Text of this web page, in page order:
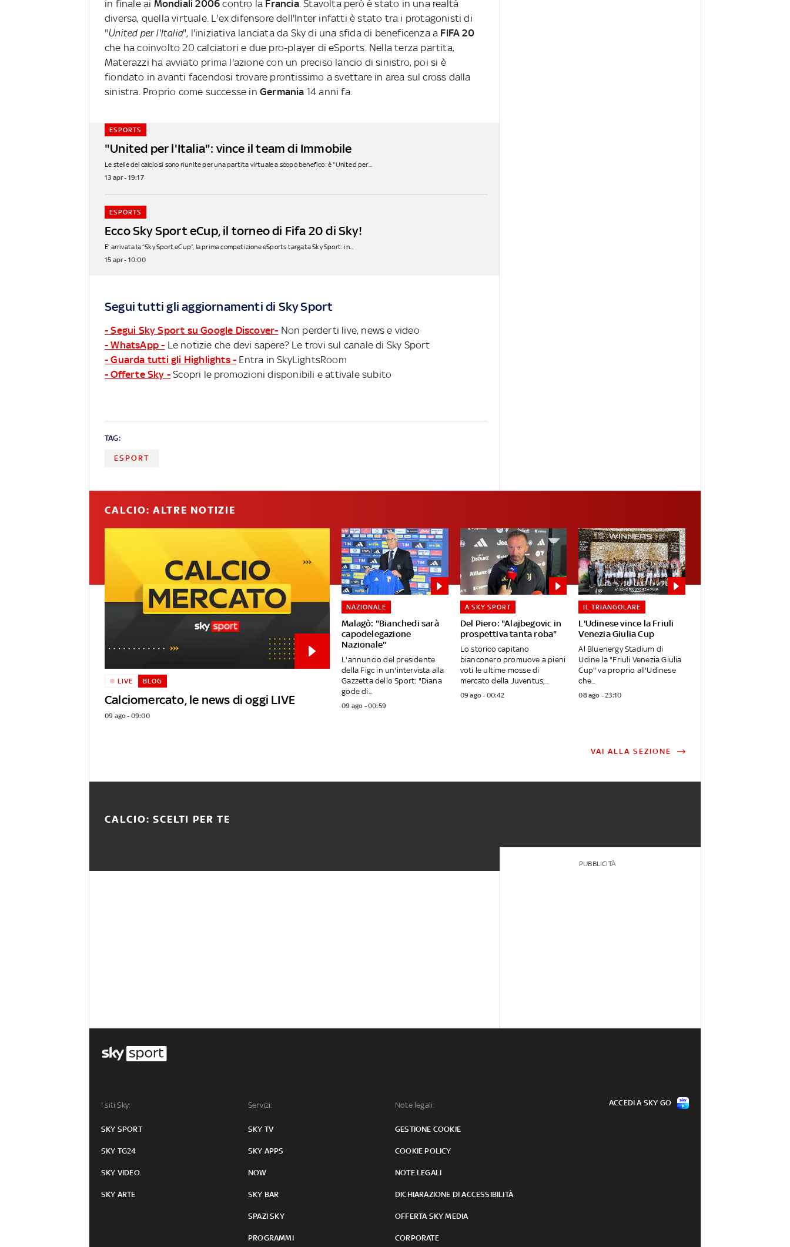
in finale ai Mondiali 2006 contro la Francia. Stavolta però è stato in una realtà
diversa, quella virtuale. L'ex difensore dell'Inter infatti è stato tra i protagonisti di
"United per l'Italia", l'iniziativa lanciata da Sky di una sfida di beneficenza a FIFA 20
che ha coinvolto 20 calciatori e due pro-player di eSports. Nella terza partita,
Materazzi ha avviato prima l'azione con un preciso lancio di sinistro, poi si è
fiondato in avanti facendosi trovare prontissimo a svettare in area sul cross dalla
sinistra. Proprio come successe in Germania 14 anni fa.
"United per l'Italia": vince il team di Immobile
ESPORTS
Le stelle del calcio si sono riunite per una partita virtuale a scopo benefico: è "United per...
13 apr - 19:17
Ecco Sky Sport eCup, il torneo di Fifa 20 di Sky!
ESPORTS
E’ arrivata la “Sky Sport eCup”, la prima competizione eSports targata Sky Sport: in...
15 apr - 10:00
Segui tutti gli aggiornamenti di Sky Sport
- Segui Sky Sport su Google Discover- Non perderti live, news e video
- WhatsApp - Le notizie che devi sapere? Le trovi sul canale di Sky Sport
- Guarda tutti gli Highlights - Entra in SkyLightsRoom
- Offerte Sky - Scopri le promozioni disponibili e attivale subito
TAG:
ESPORT
CALCIO: ALTRE NOTIZIE
Calciomercato, le news di oggi LIVE
LIVE BLOG
09 ago - 09:00
Malagò: "Bianchedi sarà
capodelegazione
Nazionale"
NAZIONALE
L'annuncio del presidente
della Figc in un'intervista alla
Gazzetta dello Sport: "Diana
gode di...
09 ago - 00:59
Del Piero: "Alajbegovic in
prospettiva tanta roba"
A SKY SPORT
Lo storico capitano
bianconero promuove a pieni
voti le ultime mosse di
mercato della Juventus,...
09 ago - 00:42
L'Udinese vince la Friuli
Venezia Giulia Cup
IL TRIANGOLARE
Al Bluenergy Stadium di
Udine la "Friuli Venezia Giulia
Cup" va proprio all'Udinese
che...
08 ago - 23:10
VAI ALLA SEZIONE
CALCIO: SCELTI PER TE
PUBBLICITÀ
I siti Sky:
SKY SPORT
SKY TG24
SKY VIDEO
SKY ARTE
Servizi:
SKY TV
SKY APPS
NOW
SKY BAR
SPAZI SKY
PROGRAMMI
Note legali:
GESTIONE COOKIE
COOKIE POLICY
NOTE LEGALI
DICHIARAZIONE DI ACCESSIBILITÀ
OFFERTA SKY MEDIA
CORPORATE
ACCEDI A SKY GO